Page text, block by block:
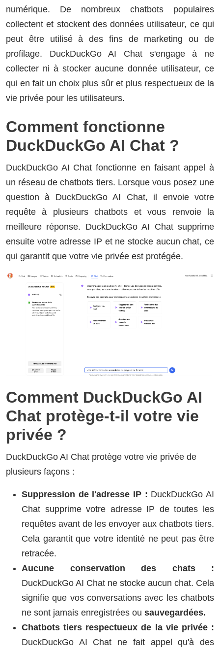
numérique. De nombreux chatbots populaires
collectent et stockent des données utilisateur, ce qui
peut être utilisé à des fins de marketing ou de
profilage. DuckDuckGo AI Chat s'engage à ne
collecter ni à stocker aucune donnée utilisateur, ce
qui en fait un choix plus sûr et plus respectueux de la
vie privée pour les utilisateurs.
Comment fonctionne
DuckDuckGo AI Chat ?
DuckDuckGo AI Chat fonctionne en faisant appel à
un réseau de chatbots tiers. Lorsque vous posez une
question à DuckDuckGo AI Chat, il envoie votre
requête à plusieurs chatbots et vous renvoie la
meilleure réponse. DuckDuckGo AI Chat supprime
ensuite votre adresse IP et ne stocke aucun chat, ce
qui garantit que votre vie privée est protégée.
Comment DuckDuckGo AI
Chat protège-t-il votre vie
privée ?
DuckDuckGo AI Chat protège votre vie privée de
plusieurs façons :
Suppression de l'adresse IP : DuckDuckGo AI
Chat supprime votre adresse IP de toutes les
requêtes avant de les envoyer aux chatbots tiers.
Cela garantit que votre identité ne peut pas être
retracée.
Aucune conservation des chats :
DuckDuckGo AI Chat ne stocke aucun chat. Cela
signifie que vos conversations avec les chatbots
ne sont jamais enregistrées ou sauvegardées.
Chatbots tiers respectueux de la vie privée :
DuckDuckGo AI Chat ne fait appel qu'à des